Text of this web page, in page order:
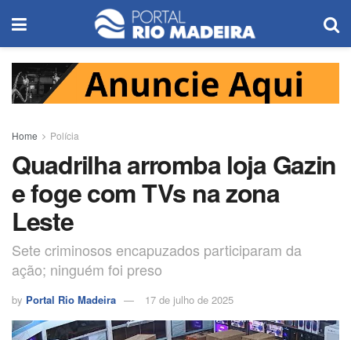
Home Polícia
Quadrilha arromba loja Gazin
e foge com TVs na zona
Leste
Sete criminosos encapuzados participaram da
ação; ninguém foi preso
by Portal Rio Madeira 17 de julho de 2025